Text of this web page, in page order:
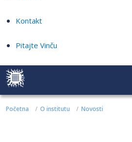
Kontakt
Pitajte Vinču
Početna O institutu Novosti